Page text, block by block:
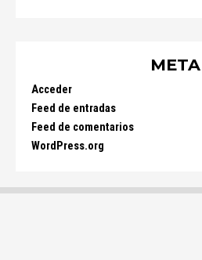
META
Acceder
Feed de entradas
Feed de comentarios
WordPress.org